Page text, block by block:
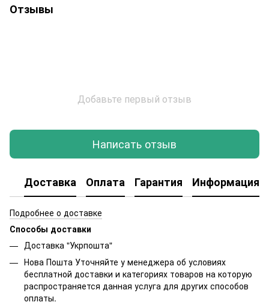
Отзывы
Добавьте первый отзыв
Написать отзыв
Доставка Оплата Гарантия Информация
Подробнее о доставке
Способы доставки
Доставка "Укрпошта"
Нова Пошта Уточняйте у менеджера об условиях
бесплатной доставки и категориях товаров на которую
распространяется данная услуга для других способов
оплаты.